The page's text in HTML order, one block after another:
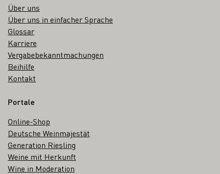
Über uns
Über uns in einfacher Sprache
Glossar
Karriere
Vergabebekanntmachungen
Beihilfe
Kontakt
Portale
Online-Shop
Deutsche Weinmajestät
Generation Riesling
Weine mit Herkunft
Wine in Moderation